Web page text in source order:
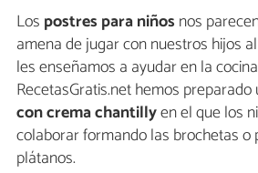
Los postres para niños nos
amena de jugar con nuestros hijos
les enseñamos a ayudar en la
RecetasGratis.net hemos
con crema chantillyen el que los
colaborar formando las brochetas o
plátanos.